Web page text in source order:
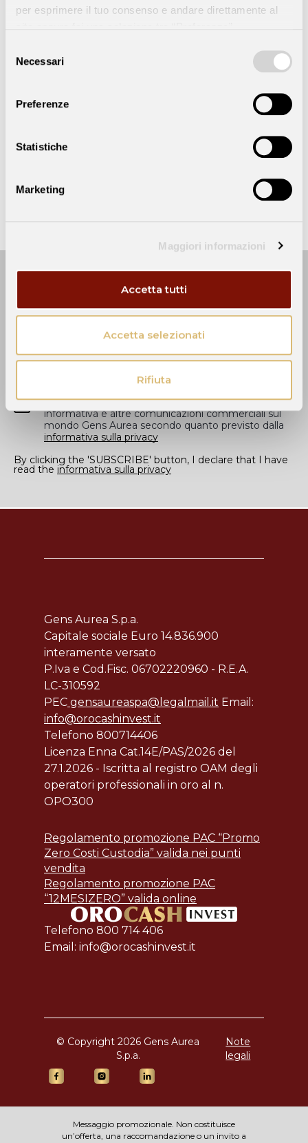
per esprimere il tuo consenso e andare direttamente al
dettagliate dei tipi di cookie e scegliere quali accettare e
poi fai clic su “Accetta selezionati”. Fai clic su “Rifiuta”
strettamente necessari) e continuare la navigazione sul
sottostante
delNecessari
Preferenze
Statistiche
Marketing
Maggiori informazioni
Accetta tutti
Accetta selezionati
Rifiuta
QUALI SONO LE MODALITÀ DI
IN COSA CONSISTE LA VIDEOCHIAMATA DI
PERCHÉ BISOGNA SOTTOPORSI A
Iscriviti alla newsletter
ISCRIVITI
Acconsento al ricevimento della newsletter
informativa e altre comunicazioni commerciali sul
mondo Gens Aurea secondo quanto previsto dalla
informativa sulla privacy
By clicking the 'SUBSCRIBE' button, I declare that I have
read the informativa sulla privacy
Gens Aurea S.p.a.
Capitale sociale Euro 14.836.900
interamente versato
P.Iva e Cod.Fisc. 06702220960 - R.E.A.
LC-310592
PEC gensaureaspa@legalmail.it Email:
info@orocashinvest.it
Telefono 800714406
Licenza Enna Cat.14E/PAS/2026 del
27.1.2026 - Iscritta al registro OAM degli
operatori professionali in oro al n.
OPO300
Regolamento promozione PAC “Promo
Zero Costi Custodia” valida nei punti
vendita
Regolamento promozione PAC
“12MESIZERO” valida online
Telefono 800 714 406
Email: info@orocashinvest.it
© Copyright 2026 Gens Aurea
S.p.a.
Note
legali
Messaggio promozionale. Non costituisce
un’offerta, una raccomandazione o un invito a